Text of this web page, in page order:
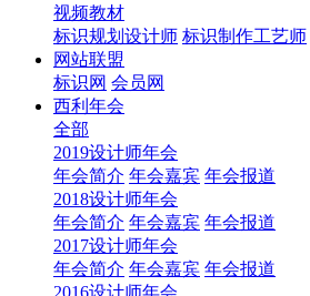
视频教材
标识规划设计师 标识制作工艺师
网站联盟
标识网 会员网
西利年会
全部
2019设计师年会
年会简介 年会嘉宾 年会报道
2018设计师年会
年会简介 年会嘉宾 年会报道
2017设计师年会
年会简介 年会嘉宾 年会报道
2016设计师年会